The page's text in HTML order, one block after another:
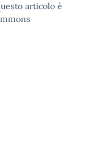
articolo è